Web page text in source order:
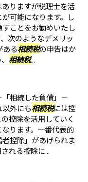
りますが税理士を活
可能になります。し
ことをお勧めいたし
次のようなデメリッ
ある相続税の申告はか
相続税...
相続した負債」－
以外にも相続税には控
控除を活用していく
ります。一番代表的
控除」があげられま
れる控除に...